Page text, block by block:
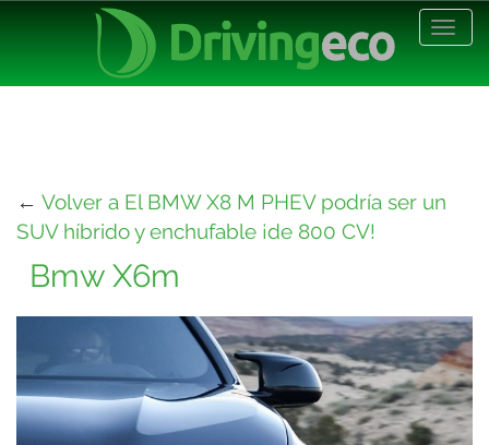
← Volver a El BMW X8 M PHEV podría ser un
SUV híbrido y enchufable ¡de 800 CV!
Bmw X6m